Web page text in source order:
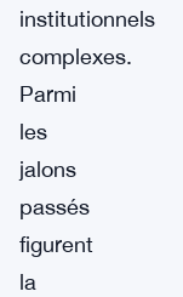
institutionnels
complexes.
Parmi
les
jalons
passés
figurent
la